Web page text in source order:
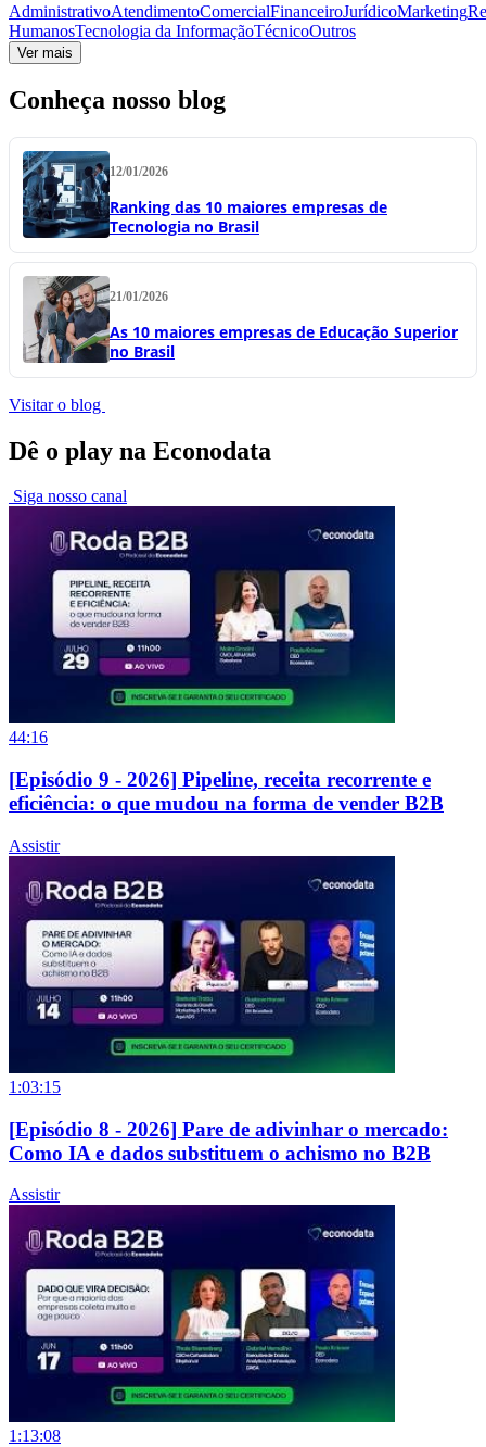
AdministrativoAtendimentoComercialFinanceiroJurídicoMarketing
HumanosTecnologia da InformaçãoTécnicoOutros
Ver mais
Conheça nosso blog
12/01/2026
Ranking das 10 maiores empresas de
Tecnologia no Brasil
21/01/2026
As 10 maiores empresas de Educação Superior
no Brasil
Visitar o blog
Dê o play na Econodata
Siga nosso canal
44:16
[Episódio 9 - 2026] Pipeline, receita recorrente e
eficiência: o que mudou na forma de vender B2B
Assistir
1:03:15
[Episódio 8 - 2026] Pare de adivinhar o mercado:
Como IA e dados substituem o achismo no B2B
Assistir
1:13:08